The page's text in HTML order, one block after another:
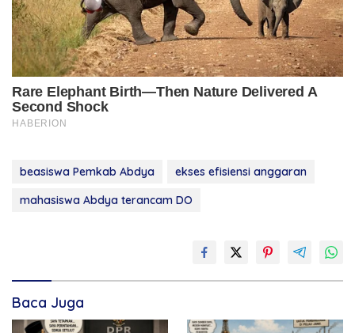
beasiswa Pemkab Abdya
ekses efisiensi anggaran
mahasiswa Abdya terancam DO
Baca Juga